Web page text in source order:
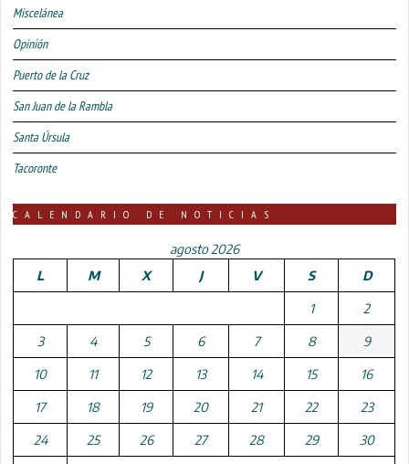
Miscelánea
Opinión
Puerto de la Cruz
San Juan de la Rambla
Santa Úrsula
Tacoronte
CALENDARIO DE NOTICIAS
agosto 2026
L
M X J V S D
1 2
3 4 5 6 7 8 9
10 11 12 13 14 15 16
17 18 19 20 21 22 23
24 25 26 27 28 29 30